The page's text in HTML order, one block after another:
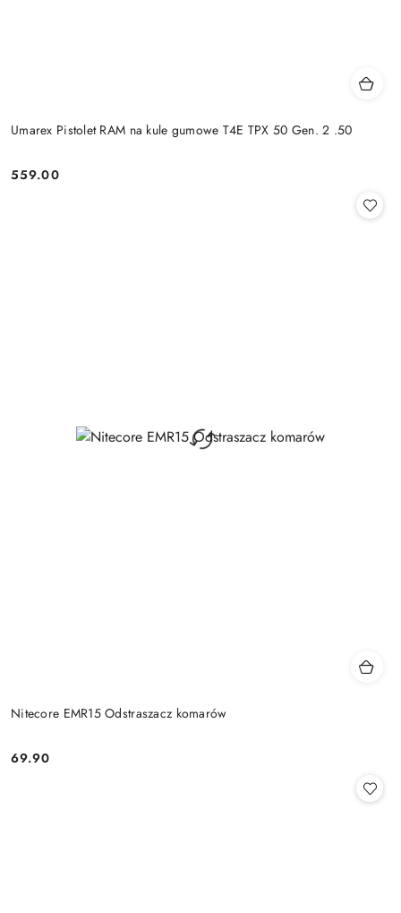
Umarex Pistolet RAM na kule gumowe T4E TPX 50 Gen. 2 .50
Cena:
559.00
Nitecore EMR15 Odstraszacz komarów
Cena:
69.90